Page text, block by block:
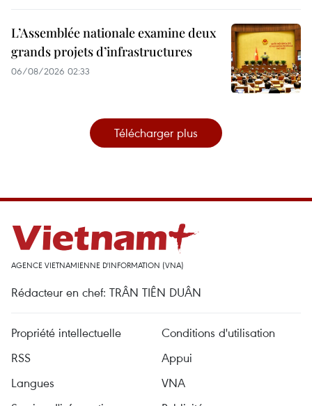
L’Assemblée nationale examine deux
grands projets d’infrastructures
06/08/2026 02:33
Télécharger plus
AGENCE VIETNAMIENNE D'INFORMATION (VNA)
Rédacteur en chef: TRÂN TIÊN DUÂN
Propriété intellectuelle
Conditions d'utilisation
RSS
Appui
Langues
VNA